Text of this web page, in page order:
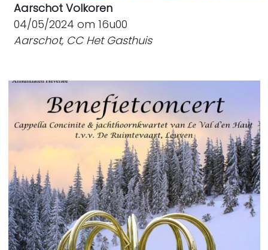
Aarschot Volkoren
04/05/2024 om 16u00
Aarschot, CC Het Gasthuis